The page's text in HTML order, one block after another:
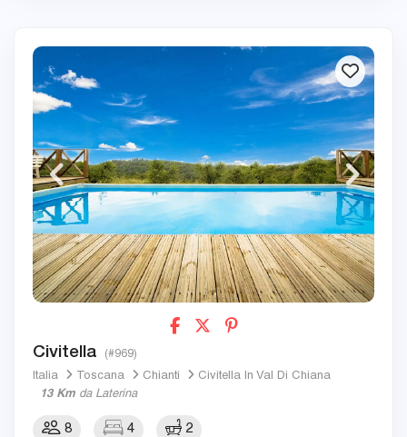
Civitella (#969)
Italia Toscana Chianti
Civitella In Val Di Chiana
13 Km da Laterina
8 4 2